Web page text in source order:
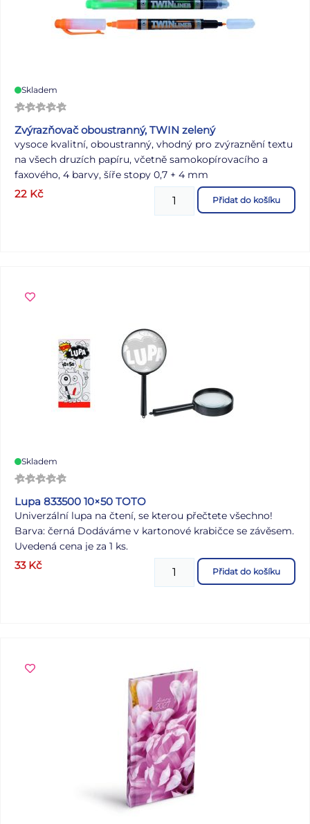
Skladem
Zvýrazňovač oboustranný, TWIN zelený
vysoce kvalitní, oboustranný, vhodný pro zvýraznění textu
na všech druzích papíru, včetně samokopírovacího a
faxového, 4 barvy, šíře stopy 0,7 + 4 mm
22 Kč Přidat do košíku
Skladem
Lupa 833500 10×50 TOTO
Univerzální lupa na čtení, se kterou přečtete všechno!
Barva: černá Dodáváme v kartonové krabičce se závěsem.
Uvedená cena je za 1 ks.
33 Kč Přidat do košíku